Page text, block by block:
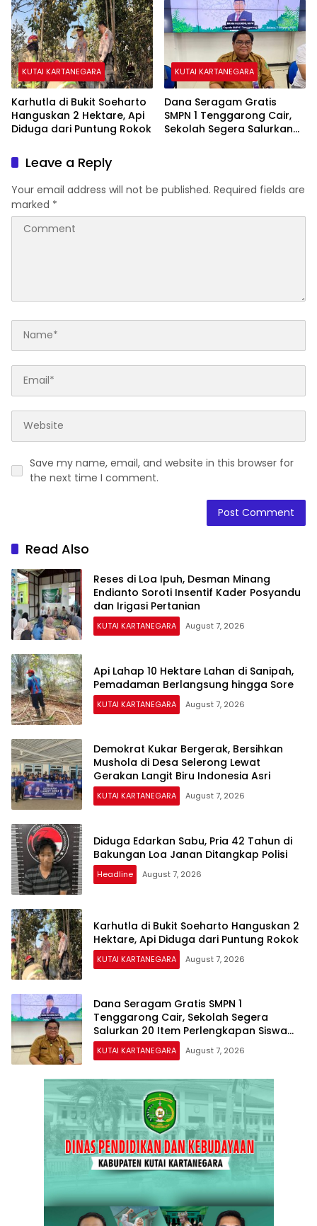
KUTAI KARTANEGARA
Karhutla di Bukit Soeharto
Hanguskan 2 Hektare, Api
Diduga dari Puntung Rokok
KUTAI KARTANEGARA
Dana Seragam Gratis
SMPN 1 Tenggarong Cair,
Sekolah Segera Salurkan
Leave a Reply
Your email address will not be published. Required fields are
marked *
Save my name, email, and website in this browser for
the next time I comment.
Read Also
Reses di Loa Ipuh, Desman Minang
Endianto Soroti Insentif Kader Posyandu
dan Irigasi Pertanian
KUTAI KARTANEGARA August 7, 2026
Api Lahap 10 Hektare Lahan di Sanipah,
Pemadaman Berlangsung hingga Sore
KUTAI KARTANEGARA August 7, 2026
Demokrat Kukar Bergerak, Bersihkan
Mushola di Desa Selerong Lewat
Gerakan Langit Biru Indonesia Asri
KUTAI KARTANEGARA August 7, 2026
Diduga Edarkan Sabu, Pria 42 Tahun di
Bakungan Loa Janan Ditangkap Polisi
Headline August 7, 2026
Karhutla di Bukit Soeharto Hanguskan 2
Hektare, Api Diduga dari Puntung Rokok
KUTAI KARTANEGARA August 7, 2026
Dana Seragam Gratis SMPN 1
Tenggarong Cair, Sekolah Segera
Salurkan 20 Item Perlengkapan Siswa
Baru
KUTAI KARTANEGARA August 7, 2026